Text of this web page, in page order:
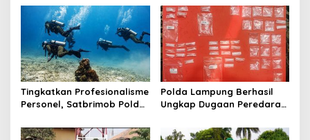
Di Amankan
Warung Kuliner di Prosida
Bandar Jaya
Tingkatkan Profesionalisme
Personel, Satbrimob Polda
Peningkatan Kemampuan
Polda Lampung Berhasil
Ungkap Dugaan Peredaran
Tengah, Empat Terduga